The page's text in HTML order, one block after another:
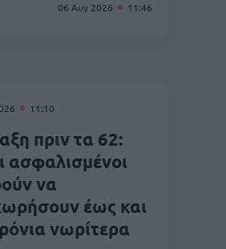
06 Αυγ 2026 11:46
11:10
πριν τα 62:
ασφαλισμένοι
να
έως και
νωρίτερα